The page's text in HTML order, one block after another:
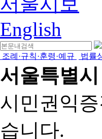
English
조례·규칙·훈령·예규 법률
서울특별
시민권익
습니다.